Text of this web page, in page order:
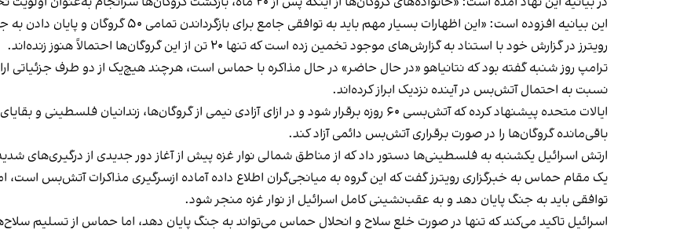
این بیانیه افزوده است: «این اظهارات بسیار مهم باید به توافقی جامع برای بازگرداندن تمامی ۵۰ گروگان و پایان دادن به جنگ در غزه منجر شود.»
رویترز در گزارش خود با استناد به گزارش‌های موجود تخمین زده است که تنها ۲۰ تن از این گروگان‌ها احتمالاً هنوز زنده‌اند.
ترامپ روز شنبه گفته بود که نتانیاهو «در حال حاضر» در حال مذاکره با حماس است، هرچند هیچ‌یک از دو طرف جزئیاتی
نسبت به احتمال آتش‌بس در آینده نزدیک ابراز کرده‌اند.
ایالات متحده پیشنهاد کرده که آتش‌بسی ۶۰ روزه برقرار شود و در ازای آزادی نیمی از گروگان‌ها،
باقی‌مانده گروگان‌ها را در صورت برقراری آتش‌بس دائمی آزاد کند.
ارتش اسرائیل یکشنبه به فلسطینی‌ها دستور داد که از مناطق شمالی نوار غزه پیش از آغاز دور جدیدی از درگیری‌های
یک مقام حماس به خبرگزاری رویترز گفت که این گروه به میانجی‌گران اطلاع داده آماده ازسرگیری مذاکرات آتش‌بس است،
توافقی باید به جنگ پایان دهد و به عقب‌نشینی کامل اسرائیل از نوار غزه منجر شود.
اسرائیل تاکید می‌کند که تنها در صورت خلع سلاح و انحلال حماس می‌تواند به جنگ پایان دهد، اما حماس از تسلیم